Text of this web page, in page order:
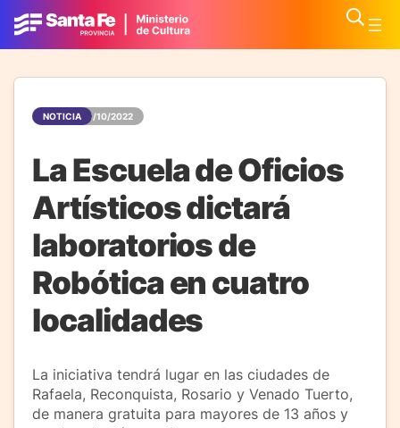
NOTICIA 28/10/2022
La Escuela de Oficios
Artísticos dictará
laboratorios de
Robótica en cuatro
localidades
La iniciativa tendrá lugar en las ciudades de
Rafaela, Reconquista, Rosario y Venado Tuerto,
de manera gratuita para mayores de 13 años y